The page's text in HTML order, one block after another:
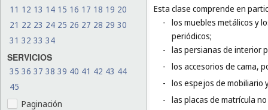
11 12 13 14 15 16 17 18 19 20
21 22 23 24 25 26 27 28 29 30
31 32 33 34
SERVICIOS
35 36 37 38 39 40 41 42 43 44
45
Paginación
Esta clase comprende en
- los muebles metálicos y
periódicos;
- las persianas de interior
- los accesorios de cama,
- los espejos de mobiliario
- las placas de matrícula